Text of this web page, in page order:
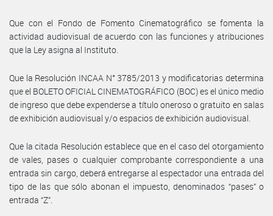
Que con el Fondo de Fomento Cinematográfico se fomenta la
actividad audiovisual de acuerdo con las funciones y atribuciones
que la Ley asigna al Instituto.
Que la Resolución INCAA N° 3785/2013 y modificatorias determina
que el BOLETO OFICIAL CINEMATOGRÁFICO (BOC) es el único medio
de ingreso que debe expenderse a título oneroso o gratuito en salas
de exhibición audiovisual y/o espacios de exhibición audiovisual.
Que la citada Resolución establece que en el caso del otorgamiento
de vales, pases o cualquier comprobante correspondiente a una
entrada sin cargo, deberá entregarse al espectador una entrada del
tipo de las que sólo abonan el impuesto, denominados “pases” o
entrada “Z”.